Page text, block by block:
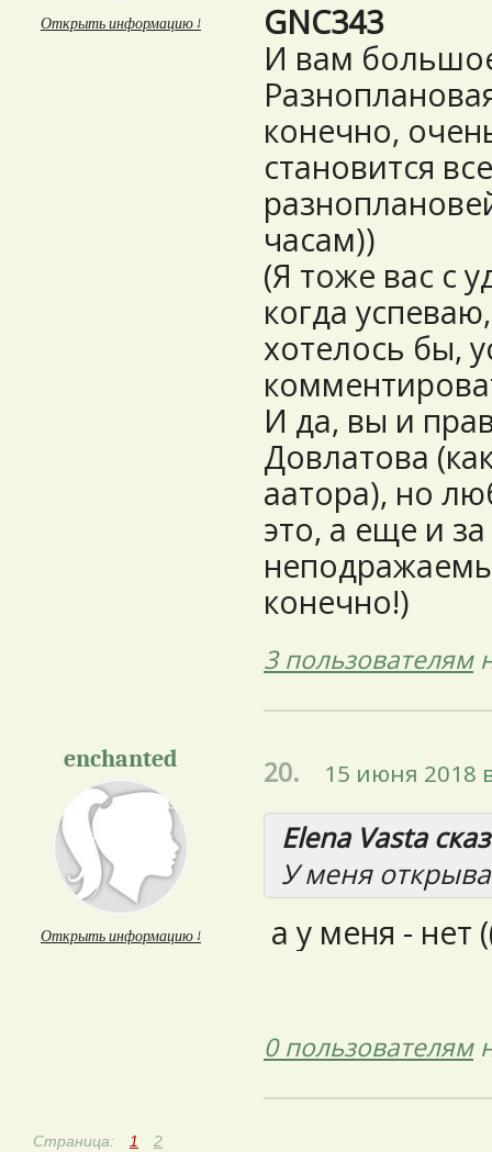
Открыть информацию ↓
GNC343
И вам
конечно,
становится
часам))
(Я тоже вас с
когда
хотелось бы,
И да, вы и
Довлатова
аатора), но
это, а еще и
конечно!)
3 пользователям
enchanted
Открыть информацию ↓
20. 15 июня 2018
Elena Vasta
У меня
а у меня - нет
0 пользователям
Страница: 1 2